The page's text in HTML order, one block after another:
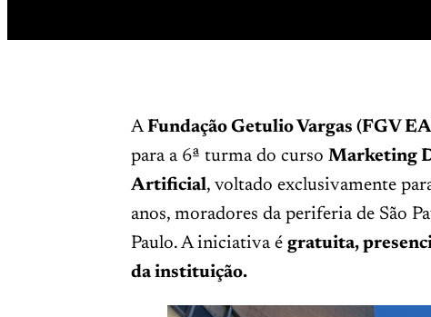
AFundação Getulio Vargas (FGV
para a 6ª turma do curso Marketing
Artificial, voltado exclusivamente
anos, moradores da periferia de São
Paulo. A iniciativa é gratuita,
da instituição.